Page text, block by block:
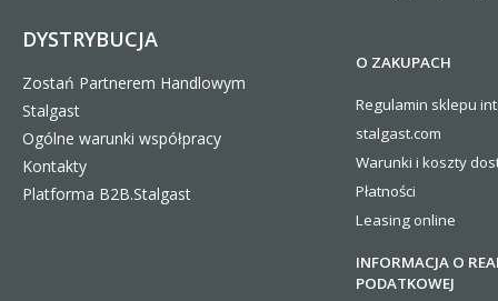
DYSTRYBUCJA
Zostań Partnerem Handlowym
Stalgast
Ogólne warunki współpracy
Kontakty
Platforma B2B.Stalgast
O ZAKUPACH
Regulamin sklepu
stalgast.com
Warunki i koszty
Płatności
Leasing online
INFORMACJA O
PODATKOWEJ